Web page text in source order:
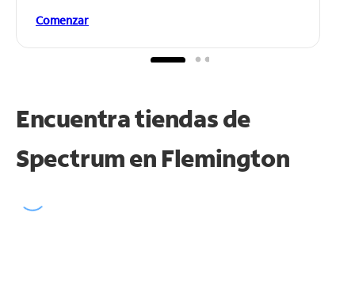
Comenzar
Encuentra tiendas de
Spectrum en Flemington